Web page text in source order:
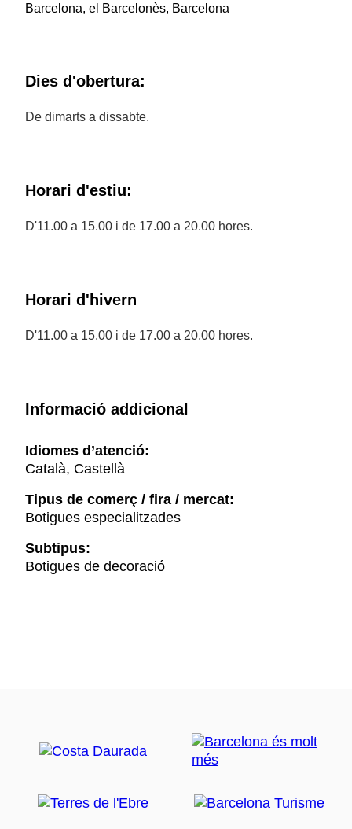
Barcelona, el Barcelonès, Barcelona
Dies d'obertura:
De dimarts a dissabte.
Horari d'estiu:
D'11.00 a 15.00 i de 17.00 a 20.00 hores.
Horari d'hivern
D'11.00 a 15.00 i de 17.00 a 20.00 hores.
Informació addicional
Idiomes d’atenció:
Català, Castellà
Tipus de comerç / fira / mercat:
Botigues especialitzades
Subtipus:
Botigues de decoració